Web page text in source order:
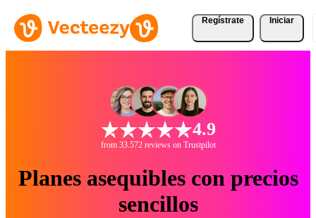
Regístrate Iniciar
4.9
from 33.572 reviews on Trustpilot
Planes asequibles con precios
sencillos